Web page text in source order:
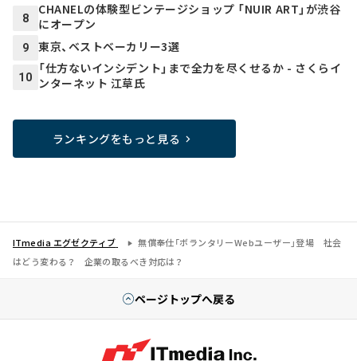
8
CHANELの体験型ビンテージショップ 「NUIR ART」が渋谷
にオープン
9 東京、ベストベーカリー3選
10
「仕方ないインシデント」まで全力を尽くせるか - さくらイ
ンターネット 江草氏
ランキングをもっと見る
ITmedia エグゼクティブ
無償奉仕「ボランタリーWebユーザー」登場 社会
はどう変わる？ 企業の取るべき対応は？
ページトップへ戻る